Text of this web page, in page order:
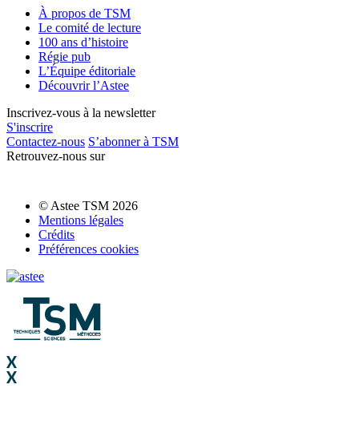
À propos de TSM
Le comité de lecture
100 ans d’histoire
Régie pub
L’Équipe éditoriale
Découvrir l’Astee
Inscrivez-vous à la newsletter
S'inscrire
Contactez-nous S’abonner à TSM
Retrouvez-nous sur
© Astee TSM 2026
Mentions légales
Crédits
Préférences cookies